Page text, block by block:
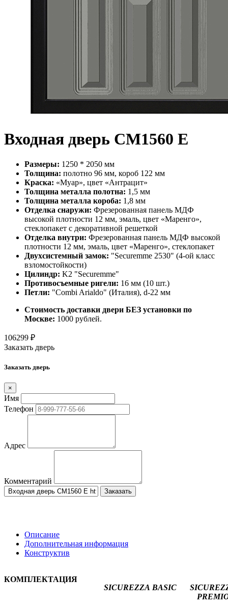
Входная дверь СМ1560 Е
Размеры: 1250 * 2050 мм
Толщина: полотно 96 мм, короб 122 мм
Краска: «Муар», цвет «Антрацит»
Толщина металла полотна: 1,5 мм
Толщина металла короба: 1,8 мм
Отделка снаружи: Фрезерованная панель МДФ
высокой плотности 12 мм, эмаль, цвет «Маренго»,
стеклопакет с декоративной решеткой
Отделка внутри: Фрезерованная панель МДФ высокой
плотности 12 мм, эмаль, цвет «Маренго», стеклопакет
Двухсистемный замок: "Securemme 2530" (4-ой класс
взломостойкости)
Цилиндр: K2 "Securemme"
Противосъемные ригели: 16 мм (10 шт.)
Петли: "Combi Arialdo" (Италия), d-22 мм
Стоимость доставки двери БЕЗ установки по
Москве: 1000 рублей.
106299 ₽
Заказать дверь
Заказать дверь
×
Имя
Телефон
Адрес
Комментарий
Заказать
Описание
Дополнительная информация
Конструктив
КОМПЛЕКТАЦИЯ
SICUREZZA BASIC